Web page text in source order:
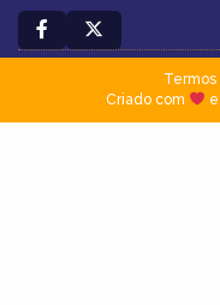
Termos|
Criado com
e